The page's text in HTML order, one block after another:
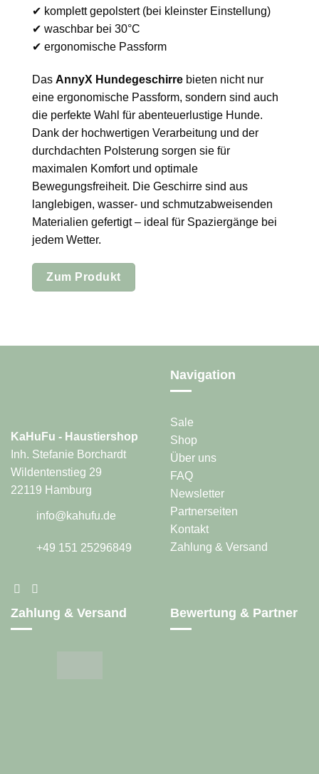
✔ komplett gepolstert (bei kleinster Einstellung)
✔ waschbar bei 30°C
✔ ergonomische Passform
Das AnnyX Hundegeschirre bieten nicht nur
eine ergonomische Passform, sondern sind auch
die perfekte Wahl für abenteuerlustige Hunde.
Dank der hochwertigen Verarbeitung und der
durchdachten Polsterung sorgen sie für
maximalen Komfort und optimale
Bewegungsfreiheit. Die Geschirre sind aus
langlebigen, wasser- und schmutzabweisenden
Materialien gefertigt – ideal für Spaziergänge bei
jedem Wetter.
Zum Produkt
KaHuFu - Haustiershop
Inh. Stefanie Borchardt
Wildentenstieg 29
22119 Hamburg
info@kahufu.de
+49 151 25296849
Navigation
Sale
Shop
Über uns
FAQ
Newsletter
Partnerseiten
Kontakt
Zahlung & Versand
Zahlung & Versand Bewertung & Partner